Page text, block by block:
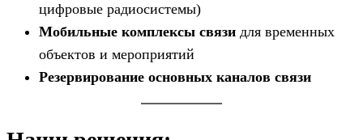
цифровые радиосистемы)
Мобильные комплексы связи для временных
объектов и мероприятий
Резервирование основных каналов связи